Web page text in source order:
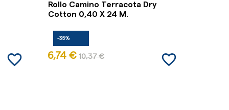
favorite_border
Rollo Camino Terracota Dry
Cotton 0,40 X 24 M.
-35%
6,74 € 10,37 € favorite_border